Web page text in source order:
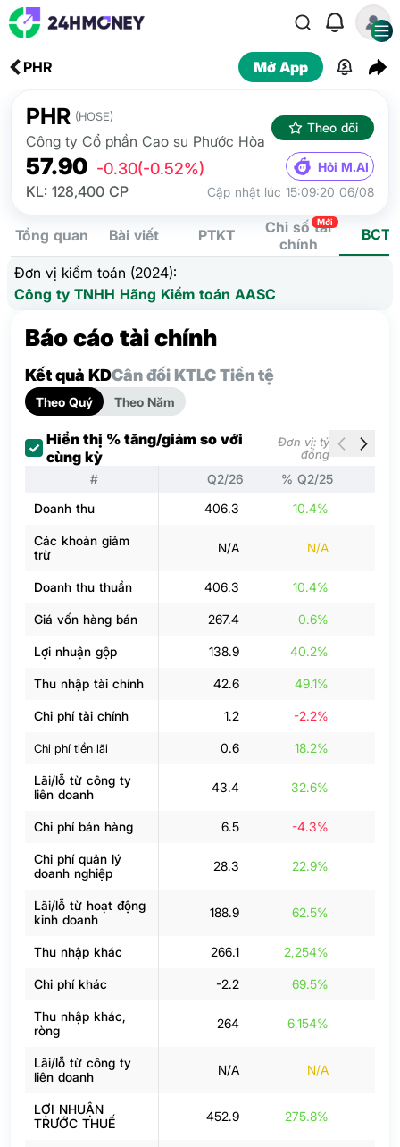
PHR Mở App
PHR (HOSE)
Công ty Cổ phần Cao su Phước Hòa
Theo dõi
57.90 -0.30(-0.52%) Hỏi M.AI
KL: 128,400 CP Cập nhật lúc 15:09:20 06/08
Tổng quan Bài viết PTKT
Chỉ số tài
chính
Mới
BCTC
Đơn vị kiểm toán (2024):
Công ty TNHH Hãng Kiểm toán AASC
Báo cáo tài chính
Kết quả KDCân đối KTLC Tiền tệ
Theo Quý Theo Năm
Hiển thị % tăng/giảm so với
cùng kỳ
Đơn vị: tỷ
đồng
# Q2/26 % Q2/25
Doanh thu
406.3 10.4%
Các khoản giảm
trừ
N/A N/A
Doanh thu thuần 406.3 10.4%
Giá vốn hàng bán 267.4 0.6%
Lợi nhuận gộp 138.9 40.2%
Thu nhập tài chính 42.6 49.1%
Chi phí tài chính 1.2 -2.2%
Chi phí tiền lãi 0.6 18.2%
Lãi/lỗ từ công ty
liên doanh
43.4 32.6%
Chi phí bán hàng 6.5 -4.3%
Chi phí quản lý
doanh nghiệp
28.3 22.9%
Lãi/lỗ từ hoạt động
kinh doanh
188.9 62.5%
Thu nhập khác 266.1 2,254%
Chi phí khác -2.2 69.5%
Thu nhập khác,
ròng
264 6,154%
Lãi/lỗ từ công ty
liên doanh
N/A N/A
LỢI NHUẬN
TRƯỚC THUẾ
452.9 275.8%